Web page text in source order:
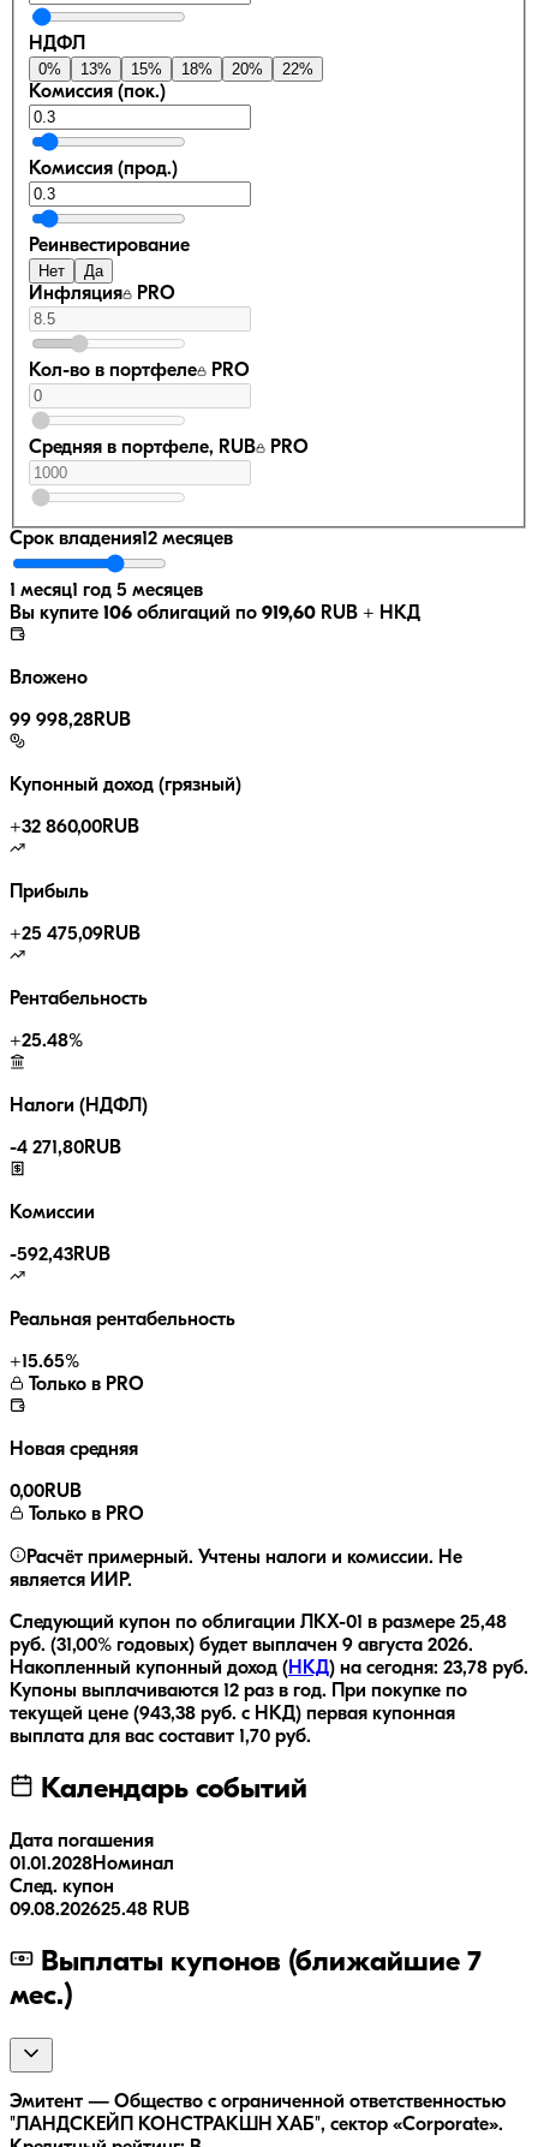
НДФЛ
0% 13% 15% 18% 20% 22%
Комиссия (пок.)
Комиссия (прод.)
Реинвестирование
Нет Да
Инфляция PRO
Кол-во в портфеле PRO
Средняя в портфеле, RUB PRO
Срок владения12 месяцев
1 месяц1 год 5 месяцев
Вы купите 106 облигаций по 919,60 RUB + НКД
Вложено
99 998,28RUB
Купонный доход (грязный)
+32 860,00RUB
Прибыль
+25 475,09RUB
Рентабельность
+25.48%
Налоги (НДФЛ)
-4 271,80RUB
Комиссии
-592,43RUB
Реальная рентабельность
+15.65%
Только в PRO
Новая средняя
0,00RUB
Только в PRO
Расчёт примерный. Учтены налоги и комиссии. Не
является ИИР.
Следующий купон по облигации ЛКХ-01 в размере 25,48
руб. (31,00% годовых) будет выплачен 9 августа 2026.
Накопленный купонный доход ( НКД) на сегодня: 23,78 руб.
Купоны выплачиваются 12 раз в год.
При покупке по
текущей цене (943,38 руб. с НКД) первая купонная
выплата для вас составит 1,70 руб.
Календарь событий
Дата погашения
01.01.2028Номинал
След. купон
09.08.202625.48 RUB
Выплаты купонов (ближайшие 7
мес.)
Эмитент — Общество с ограниченной ответственностью
"ЛАНДСКЕЙП КОНСТРАКШН ХАБ", сектор «Corporate».